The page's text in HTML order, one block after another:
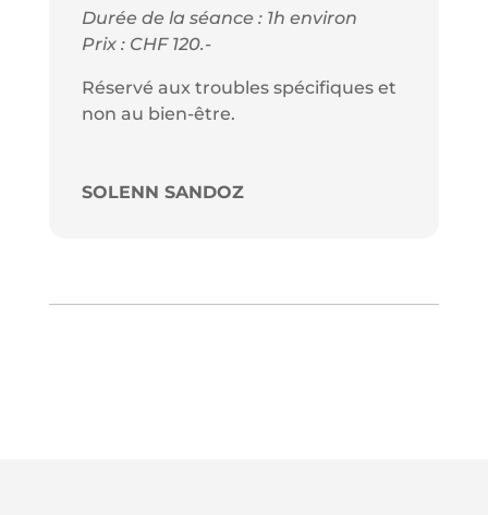
Durée de la séance : 1h environ
Prix : CHF 120.-
Réservé aux troubles spécifiques et
non au bien-être.
SOLENN SANDOZ